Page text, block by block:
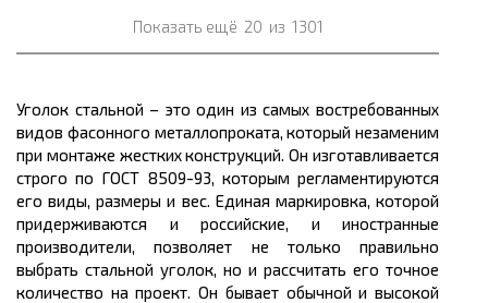
Показать ещё 20 из 1301
Уголок стальной – это один из самых востребованных
видов фасонного металлопроката, который незаменим
при монтаже жестких конструкций. Он изготавливается
строго по ГОСТ 8509-93, которым регламентируются
его виды,размеры и вес. Единая маркировка, которой
придерживаются и российские, и иностранные
производители, позволяет не только правильно
выбрать стальной уголок, но и рассчитать его точное
количество на проект. Он бывает обычной и высокой